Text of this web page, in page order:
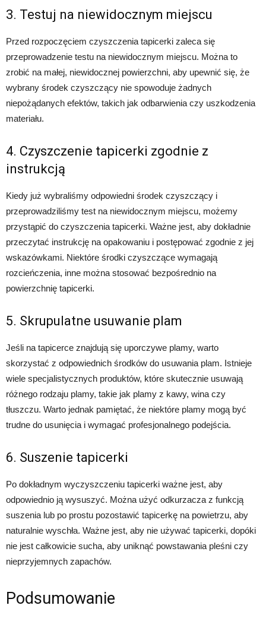
3. Testuj na niewidocznym miejscu
Przed rozpoczęciem czyszczenia tapicerki zaleca się
przeprowadzenie testu na niewidocznym miejscu. Można to
zrobić na małej, niewidocznej powierzchni, aby upewnić się, że
wybrany środek czyszczący nie spowoduje żadnych
niepożądanych efektów, takich jak odbarwienia czy uszkodzenia
materiału.
4. Czyszczenie tapicerki zgodnie z
instrukcją
Kiedy już wybraliśmy odpowiedni środek czyszczący i
przeprowadziliśmy test na niewidocznym miejscu, możemy
przystąpić do czyszczenia tapicerki. Ważne jest, aby dokładnie
przeczytać instrukcję na opakowaniu i postępować zgodnie z jej
wskazówkami. Niektóre środki czyszczące wymagają
rozcieńczenia, inne można stosować bezpośrednio na
powierzchnię tapicerki.
5. Skrupulatne usuwanie plam
Jeśli na tapicerce znajdują się uporczywe plamy, warto
skorzystać z odpowiednich środków do usuwania plam. Istnieje
wiele specjalistycznych produktów, które skutecznie usuwają
różnego rodzaju plamy, takie jak plamy z kawy, wina czy
tłuszczu. Warto jednak pamiętać, że niektóre plamy mogą być
trudne do usunięcia i wymagać profesjonalnego podejścia.
6. Suszenie tapicerki
Po dokładnym wyczyszczeniu tapicerki ważne jest, aby
odpowiednio ją wysuszyć. Można użyć odkurzacza z funkcją
suszenia lub po prostu pozostawić tapicerkę na powietrzu, aby
naturalnie wyschła. Ważne jest, aby nie używać tapicerki, dopóki
nie jest całkowicie sucha, aby uniknąć powstawania pleśni czy
nieprzyjemnych zapachów.
Podsumowanie